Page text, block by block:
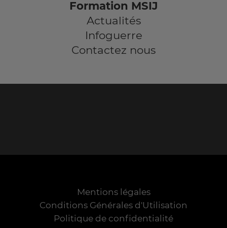
Formation MSIJ
Actualités
Infoguerre
Contactez nous
Mentions légales
Conditions Générales d'Utilisation
Politique de confidentialité